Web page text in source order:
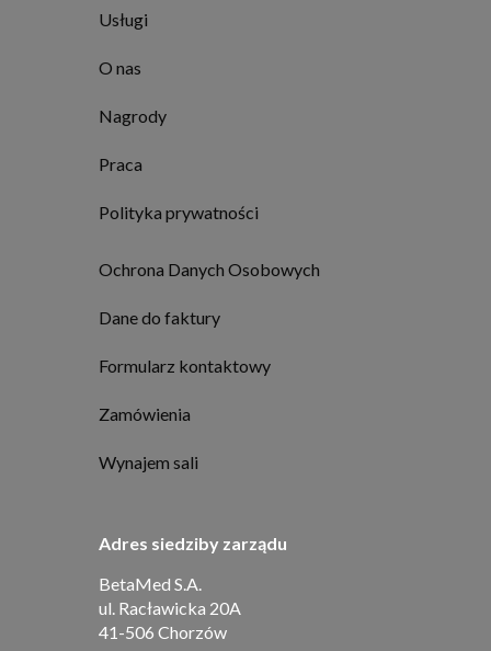
Usługi
O nas
Nagrody
Praca
Polityka prywatności
Ochrona Danych Osobowych
Dane do faktury
Formularz kontaktowy
Zamówienia
Wynajem sali
Adres siedziby zarządu
BetaMed S.A.
ul. Racławicka 20A
41-506 Chorzów